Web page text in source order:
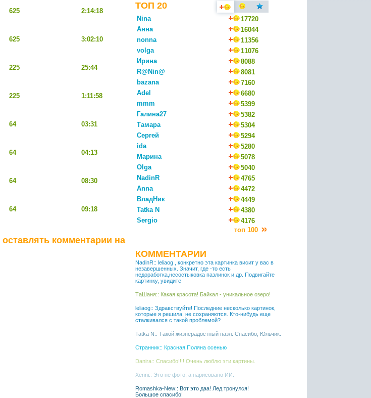
625 2:14:18
625 3:02:10
225 25:44
225 1:11:58
64 03:31
64 04:13
64 08:30
64 09:18
комментарии на
ТОП 20
Nina
17720
Анна
16044
nonna
11356
volga
11076
Ирина
8088
R@Nin@
8081
bazana
7160
Adel
6680
mmm
5399
Галина27
5382
Тамара
5304
Сергей
5294
ida
5280
Марина
5078
Olga
5040
NadinR
4765
Anna
4472
ВладНик
4449
Tatka N
4380
Sergio
4176
топ 100
КОММЕНТАРИИ
NadinR:: leliaog , конкретно эта картинка висит у вас в
незавершенных. Значит, где -то есть
недоработка,несостыковка пазлинок и др. Подвигайте
картинку, увидите
ТаШаня:: Какая красота! Байкал - уникальное озеро!
leliaog:: Здравствуйте! Последние несколько картинок,
которые я решила, не сохраняются. Кто-нибудь еще
сталкивался с такой проблемой?
Tatka N:: Такой жизнерадостный пазл. Спасибо, Юльчик.
Странник:: Красная Поляна осенью
Danira:: Спасибо!!!! Очень люблю эти картины.
Xenni:: Это не фото, а нарисовано ИИ.
Romashka-New:: Вот это даа! Лед тронулся!
Большое спасибо!